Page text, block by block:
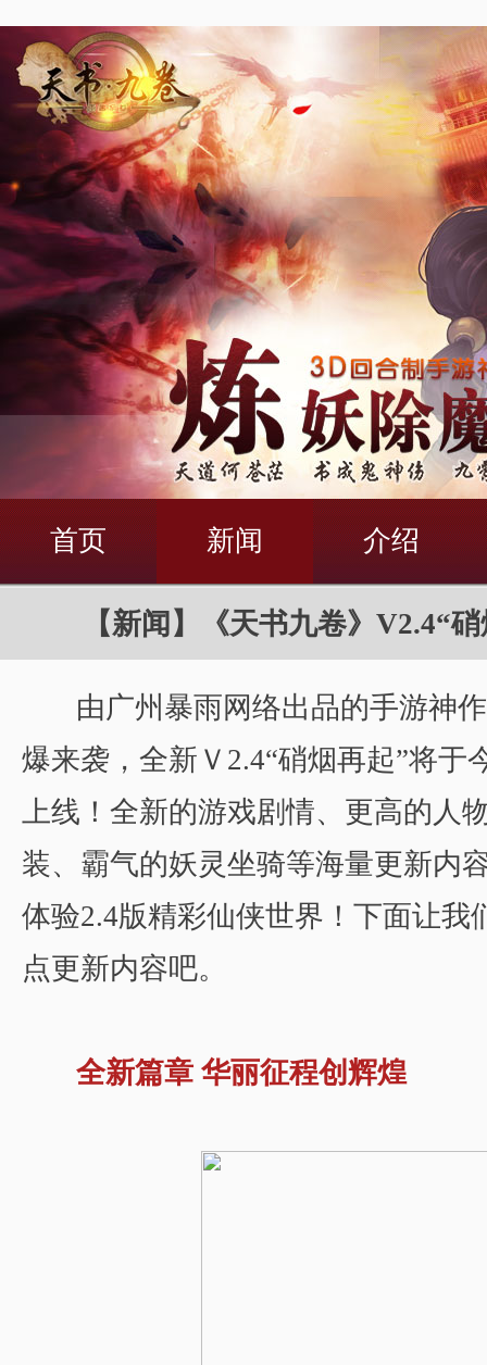
首页 新闻 介绍
【新闻】《天书九卷》V2.4“
由广州暴雨网络出品的手游神
爆来袭，全新Ｖ2.4“硝烟再起”将于
上线！全新的游戏剧情、更高的人
装、霸气的妖灵坐骑等海量更新内
体验2.4版精彩仙侠世界！下面让我
点更新内容吧。
全新篇章 华丽征程创辉煌